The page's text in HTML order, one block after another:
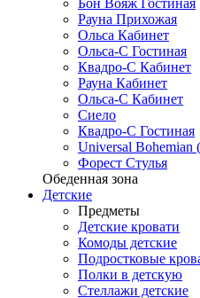
Бон Вояж Гостиная
Рауна Прихожая
Ольса Кабинет
Ольса-С Гостиная
Квадро-С Кабинет
Рауна Кабинет
Ольса-С Кабинет
Сиело
Квадро-С Гостиная
Universal Bohemian
Форест Стулья
Обеденная зона
Детские
Предметы
Детские кровати
Комоды детские
Подростковые
Полки в детскую
Стеллажи детские